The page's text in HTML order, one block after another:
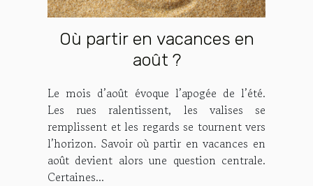
Où partir en vacances en
août ?
Le mois d’août évoque l’apogée de l’été.
Les rues ralentissent, les valises se
remplissent et les regards se tournent vers
l’horizon. Savoir où partir en vacances en
août devient alors une question centrale.
Certaines...